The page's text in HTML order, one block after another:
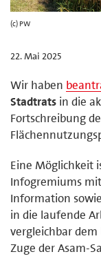
(c) PW
22. Mai 2025
Wir haben
Stadtrats in die
Fortschreibung
Eine Möglichkeit
Infogremiums
Information
in die laufende
vergleichbar
Zuge der Asam-